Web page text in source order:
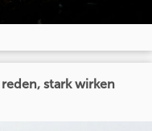
stark wirken